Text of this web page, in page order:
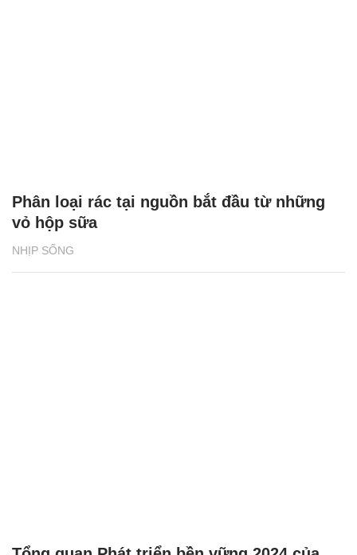
NHỊP SỐNG
Phân loại rác tại nguồn bắt đầu từ những
vỏ hộp sữa